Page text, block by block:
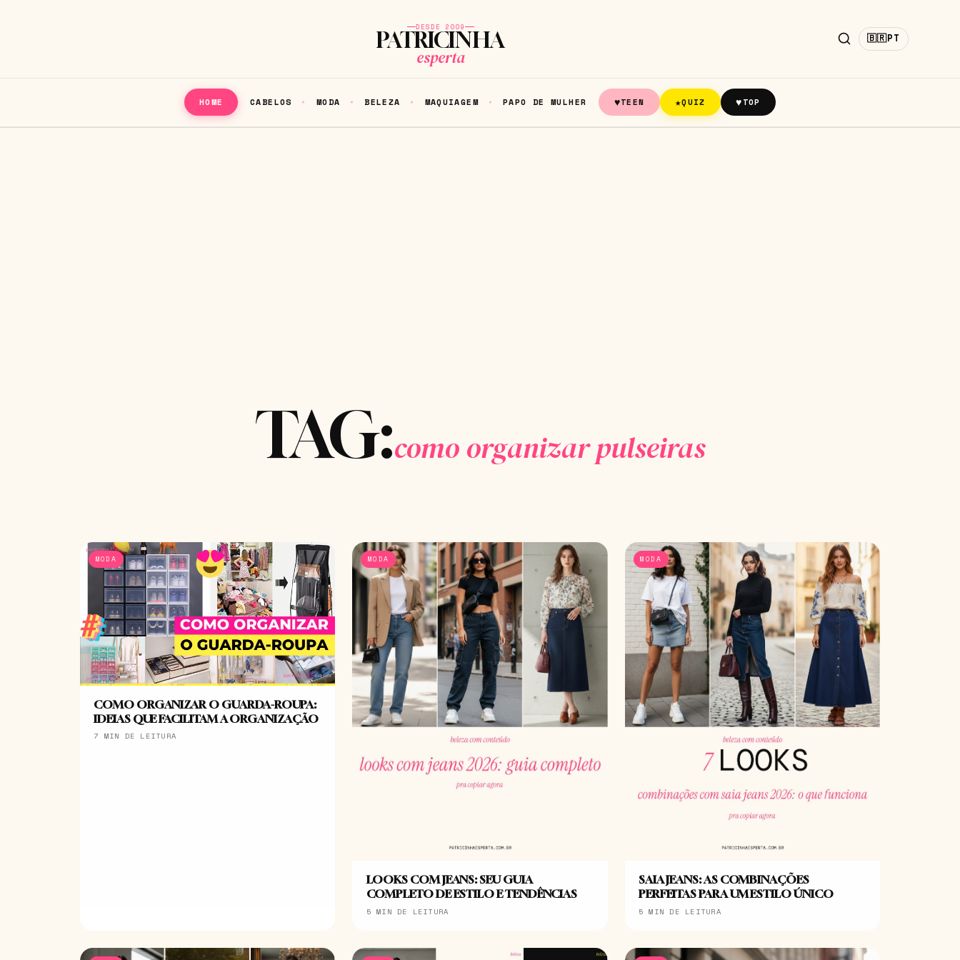
DESDE 2009
PATRICINHA
esperta
🇧🇷PT
HOME CABELOS MODA BELEZA MAQUIAGEM PAPO DE MULHER ♥TEEN ★QUIZ ♥TOP
TAG:como organizar pulseiras
MODA
COMO ORGANIZAR O GUARDA-ROUPA:
IDEIAS QUE FACILITAM A ORGANIZAÇÃO
7 MIN DE LEITURA
MODA
LOOKS COM JEANS: SEU GUIA
COMPLETO DE ESTILO E TENDÊNCIAS
5 MIN DE LEITURA
MODA
SAIA JEANS: AS COMBINAÇÕES
PERFEITAS PARA UM ESTILO ÚNICO
5 MIN DE LEITURA